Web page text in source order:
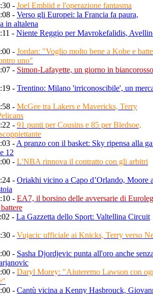
- Joel Embiid e l'operazione fantasma
- Verso gli Europei: la Francia fa paura,
in altalena
- Niente Reggio per Mavrokefalidis,
- Jordan: "Voglio molto bene a Kobe e
uno"
- Simon-Lafayette, un giorno in
- Trentino: Milano 'irriconoscibile', un
- McGee tra Lakers e Mavericks, Terry
- 91 punti per Cousins e 85 per Bledsoe,
- A pranzo con il basket: Sky ripensa alla
12
- L'NBA rinnova il contratto con gli arbitri
- Oriakhi vicino a Capo d’Orlando, Moore
- EA7, il borsino delle avversarie di
- La Gazzetta dello Sport: Valtellina Circuit
- Vujacic ufficiale ai Knicks, Terry verso
- Sasha Djordjevic punta all'oro anche
- Daryl Morey: "Aiuteremo Lawson con
- Cantù vicina a Kenny Hasbrouck,